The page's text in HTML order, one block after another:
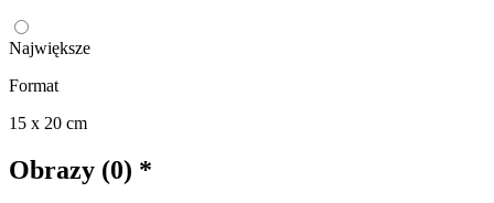
Największe
Format
15 x 20 cm
Obrazy (0) *